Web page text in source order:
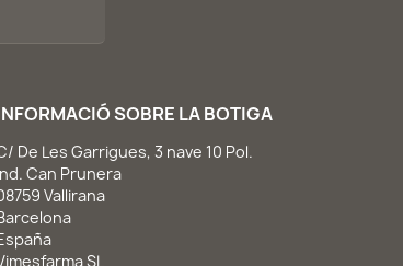
SOBRE LA BOTIGA
De Les Garrigues, 3 nave 10 Pol.
Can Prunera
Vallirana
SL